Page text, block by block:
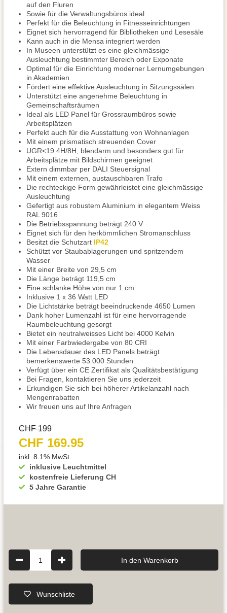
auf den Fluren
Sowie für die Verwaltungsbüros ideal
Perfekt für die Beleuchtung in Fitnesseinrichtungen
Eignet sich hervorragend für Bibliotheken und Lesesäle
Kann auch in die Mensa integriert werden
In Museen unterstützt es eine gleichmässige
Ausleuchtung bestimmter Bereich oder Exponate
Optimal für die Einrichtung moderner Lernumgebungen
in Akademien
Fördert eine effektive Ausleuchtung in Sitzungssälen
Unterstützt eine angenehme Beleuchtung in
Gemeinschaftsräumen
Ideal als LED Panel für Grossraumbüros sowie
Arbeitsplätzen
Perfekt auch für die Ausstattung von Wohnanlagen
Mit einem prismatisch streuenden Cover
UGR<19 4H/8H, blendarm und besonders gut für
Arbeitsplätze mit Bildschirmen geeignet
Extern dimmbar per DALI Steuersignal
Mit einem externen, austauschbaren Trafo
Die rechteckige Form gewährleistet eine gleichmässige
Ausleuchtung
Gefertigt aus robustem Aluminium in elegantem Weiss
RAL 9016
Die Betriebsspannung beträgt 240 V
Eignet sich für den herkömmlichen Stromanschluss
Besitzt die Schutzart IP42
Schützt vor Staubablagerungen und spritzendem
Wasser
Mit einer Breite von 29,5 cm
Die Länge beträgt 119,5 cm
Eine schlanke Höhe von nur 1 cm
Inklusive 1 x 36 Watt LED
Die Lichtstärke beträgt beeindruckende 4650 Lumen
Dank hoher Lumenzahl ist für eine hervorragende
Raumbeleuchtung gesorgt
Bietet ein neutralweisses Licht bei 4000 Kelvin
Mit einer Farbwiedergabe von 80 CRI
Die Lebensdauer des LED Panels beträgt
bemerkenswerte 53.000 Stunden
Verfügt über ein CE Zertifikat als Qualitätsbestätigung
Bei Fragen, kontaktieren Sie uns jederzeit
Erkundigen Sie sich bei höherer Artikelanzahl nach
Mengenrabatten
Wir freuen uns auf Ihre Anfragen
inklusive Leuchtmittel
kostenfreie Lieferung CH
5 Jahre Garantie
CHF 199
CHF 169.95
inkl. 8.1% MwSt.
1 In den Warenkorb
Wunschliste